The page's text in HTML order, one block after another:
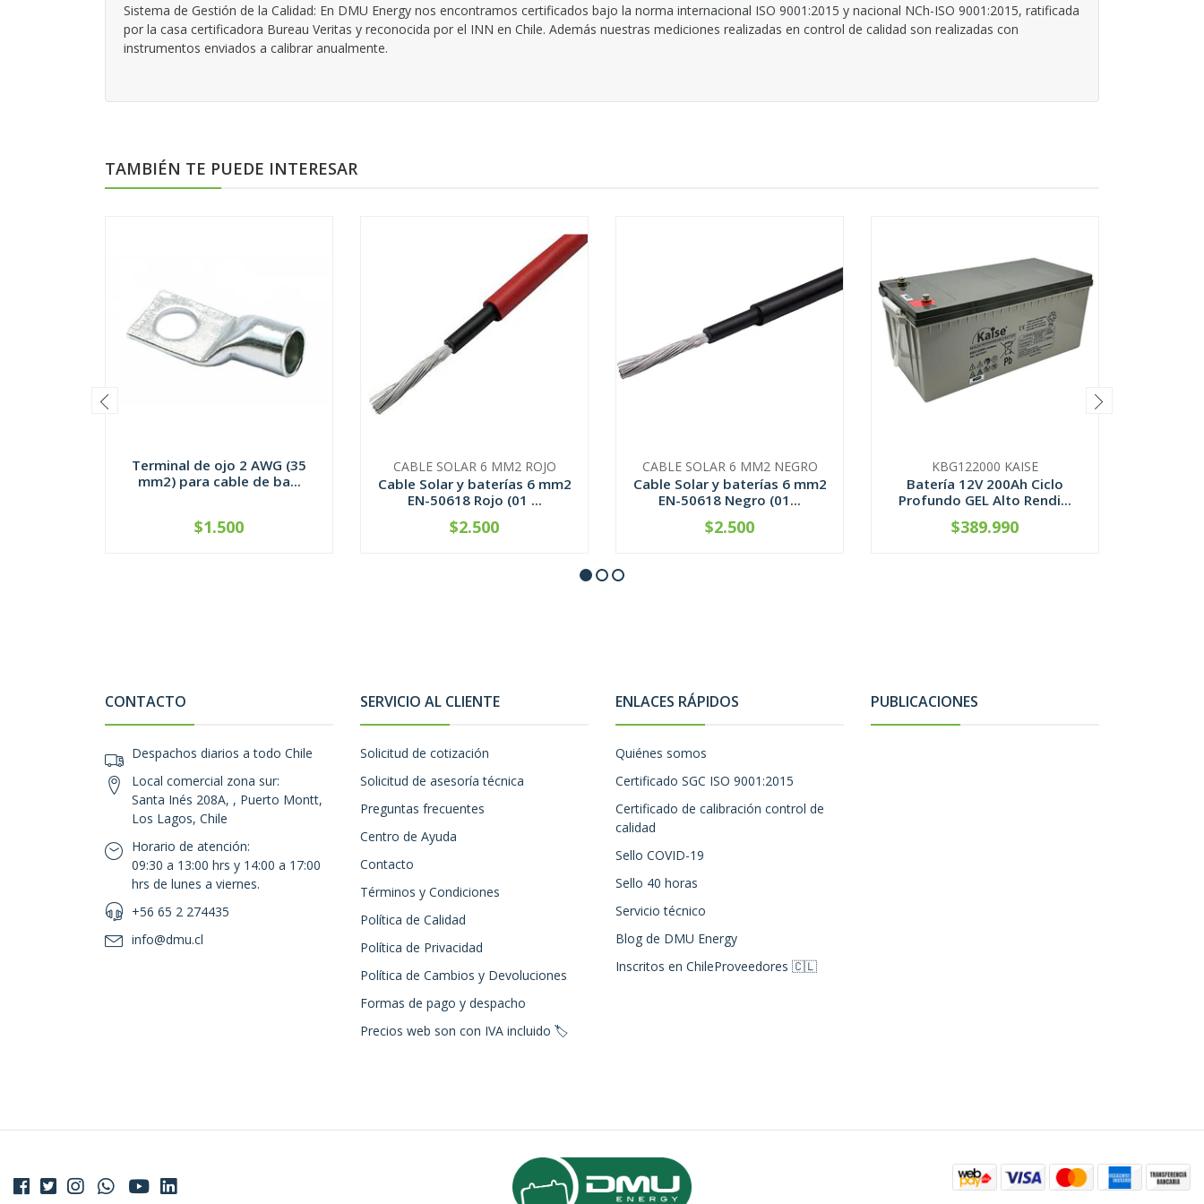
Sistema de Gestión de la Calidad: En DMU Energy nos encontramos certificados bajo la norma internacional ISO 9001:2015 y nacional NCh-ISO 9001:2015, ratificada
por la casa certificadora Bureau Veritas y reconocida por el INN en Chile. Además nuestras mediciones realizadas en control de calidad son realizadas con
instrumentos enviados a calibrar anualmente.
TAMBIÉN TE PUEDE INTERESAR
Terminal de ojo 2 AWG (35
mm2) para cable de ba...
+
$1.500
CABLE SOLAR 6 MM2 ROJO
Cable Solar y baterías 6 mm2
EN-50618 Rojo (01 ...
CONTÁCTANOS
$2.500
CABLE SOLAR 6 MM2 NEGRO
Cable Solar y baterías 6 mm2
EN-50618 Negro (01...
CONTÁCTANOS
$2.500
KBG122000 KAISE
Batería 12V 200Ah Ciclo
Profundo GEL Alto Rendi...
CONTÁCTANOS
$389.990
CONTACTO
Despachos diarios a todo Chile
Local comercial zona sur:
Santa Inés 208A, , Puerto Montt,
Los Lagos, Chile
Horario de atención:
09:30 a 13:00 hrs y 14:00 a 17:00
hrs de lunes a viernes.
+56 65 2 274435
info@dmu.cl
SERVICIO AL CLIENTE
Solicitud de cotización
Solicitud de asesoría técnica
Preguntas frecuentes
Centro de Ayuda
Contacto
Términos y Condiciones
Política de Calidad
Política de Privacidad
Política de Cambios y Devoluciones
Formas de pago y despacho
Precios web son con IVA incluido 🏷️
ENLACES RÁPIDOS
Quiénes somos
Certificado SGC ISO 9001:2015
Certificado de calibración control de
calidad
Sello COVID-19
Sello 40 horas
Servicio técnico
Blog de DMU Energy
Inscritos en ChileProveedores 🇨🇱
PUBLICACIONES